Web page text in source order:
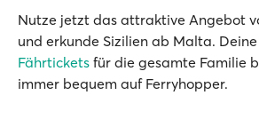
Nutze jetzt das attraktive Angebot
und erkunde Sizilien ab Malta. Deine
Fährtickets für die gesamte Familie
immer bequem auf Ferryhopper.